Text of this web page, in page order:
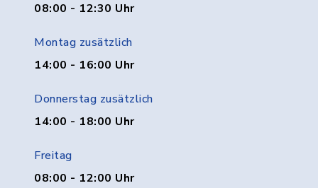
08:00 - 12:30 Uhr
Montag zusätzlich
14:00 - 16:00 Uhr
Donnerstag zusätzlich
14:00 - 18:00 Uhr
Freitag
08:00 - 12:00 Uhr